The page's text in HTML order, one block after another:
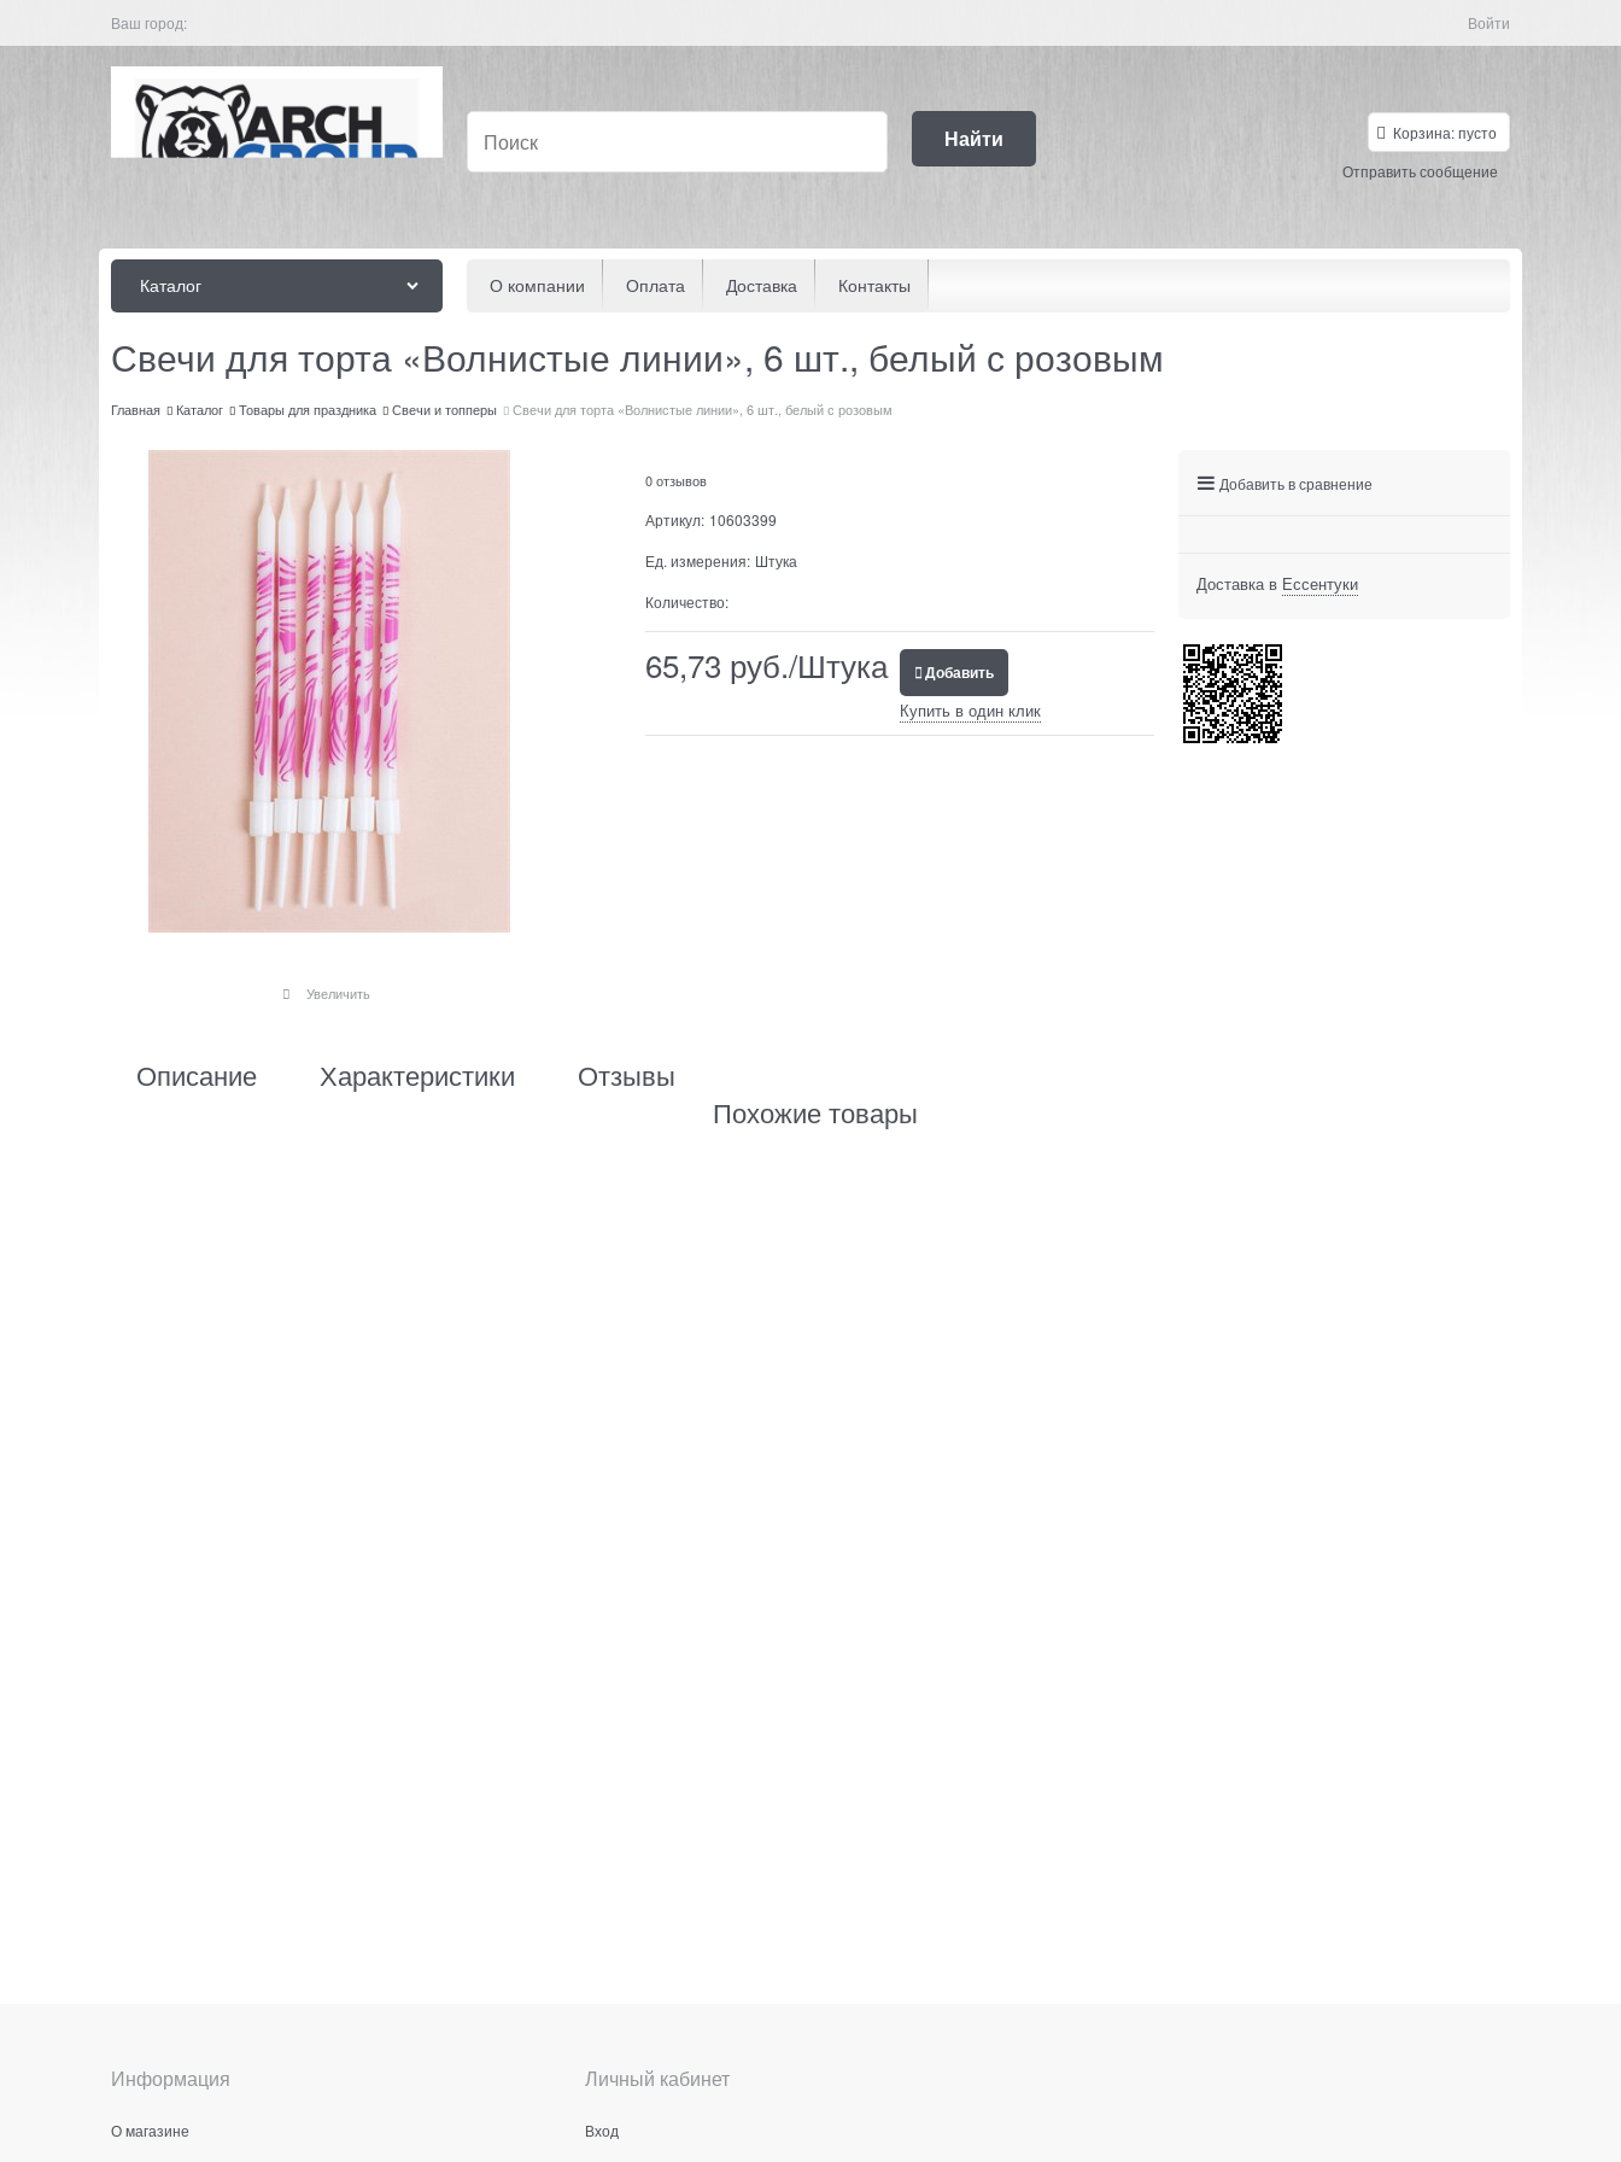
Ваш город: Войти
Найти Корзина:пусто
Отправить сообщение
Каталог О компании Оплата Доставка Контакты
Свечи для торта «Волнистые линии», 6 шт., белый с розовым
Главная Каталог Товары для праздника Свечи и топперы Свечи для торта «Волнистые линии», 6 шт., белый с розовым
Увеличить
0 отзывов
Артикул: 10603399
Ед. измерения: Штука
Количество:
65,73 руб./Штука Добавить
Купить в один клик
Описание Характеристики
Отзывы
Похожие товары
Добавить в сравнение
Доставка в Ессентуки
Информация
О магазине
Личный кабинет
Вход